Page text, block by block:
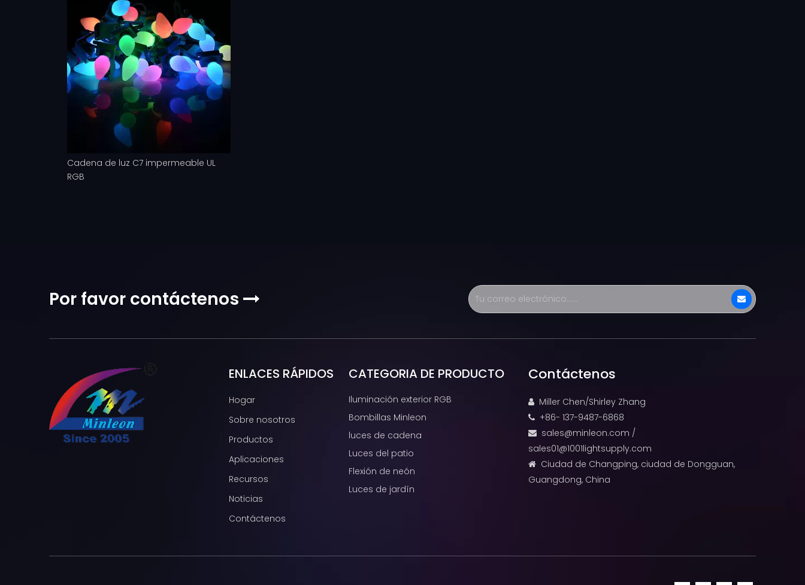
Cadena de luz C7 impermeable UL
RGB
Por favor contáctenos 
ENLACES RÁPIDOS
Hogar
Sobre nosotros
Productos
Aplicaciones
Recursos
Noticias
Contáctenos
CATEGORIA DE PRODUCTO
Iluminación exterior RGB
Bombillas Minleon
luces de cadena
Luces del patio
Flexión de neón
Luces de jardín
Contáctenos
 Miller Chen/Shirley Zhang
 +86- 137-9487-6868
 sales@minleon.com /
sales01@1001lightsupply.com

Ciudad de Changping, ciudad de Dongguan,
Guangdong, China